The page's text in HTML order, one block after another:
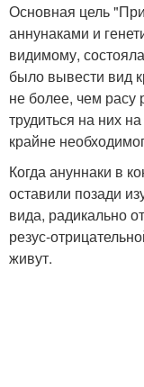
Основная цель
аннунаками и
видимому,
было вывести вид
не более, чем
трудиться на них
крайне
Когда ануннаки в
оставили позади
вида, радикально
резус-
живут.